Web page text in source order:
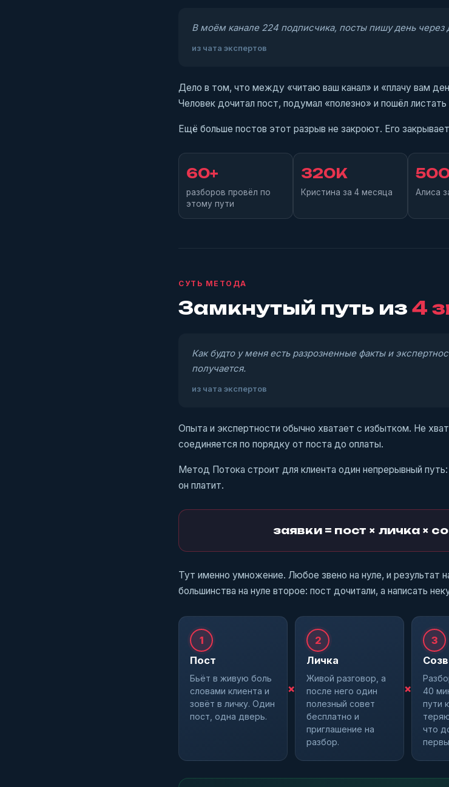
В моём канале 224 подписчика, посты пишу день через
из чата экспертов
Дело в том, что между «читаю ваш канал» и «плачу вам
Человек дочитал пост, подумал «полезно» и пошёл
Ещё больше постов этот разрыв не закроют. Его
60+
разборов провёл по
этому пути
320К
Кристина за 4 месяца Алиса
СУТЬ МЕТОДА
Замкнутый путь из 4
Как будто у меня есть разрозненные факты и
получается.
из чата экспертов
Опыта и экспертности обычно хватает с избытком. Не
соединяется по порядку от поста до оплаты.
Метод Потока строит для клиента один непрерывный
он платит.
заявки = пост × личка ×
Тут именно умножение. Любое звено на нуле, и результат
большинства на нуле второе: пост дочитали, а написать
1
Пост
Бьёт в живую боль
словами клиента и
зовёт в личку. Один
пост, одна дверь.
×
2
Личка
Живой разговор, а
после него один
полезный совет
бесплатно и
приглашение на
разбор.
×
3
40
пути
что